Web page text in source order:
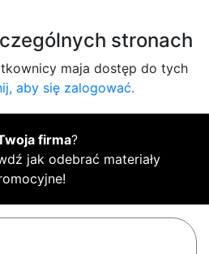
stronach
maja dostęp do tych
aby się zalogować.
firma?
jak odebrać materiały